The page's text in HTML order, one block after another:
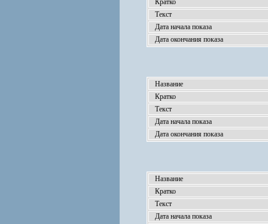
Кратко
Текст
Дата начала показа
Дата окончания показа
Название
Кратко
Текст
Дата начала показа
Дата окончания показа
Название
Кратко
Текст
Дата начала показа